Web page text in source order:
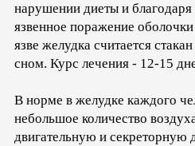
нарушении диеты и
язвенное поражение
язве желудка считается
сном. Курс лечения - 12-15
В норме в желудке каждого
небольшое количество
двигательную и секреторную